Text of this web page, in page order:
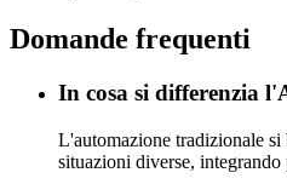
Domande frequenti
In cosa si differenzia
L'automazione tradizionale
situazioni diverse,